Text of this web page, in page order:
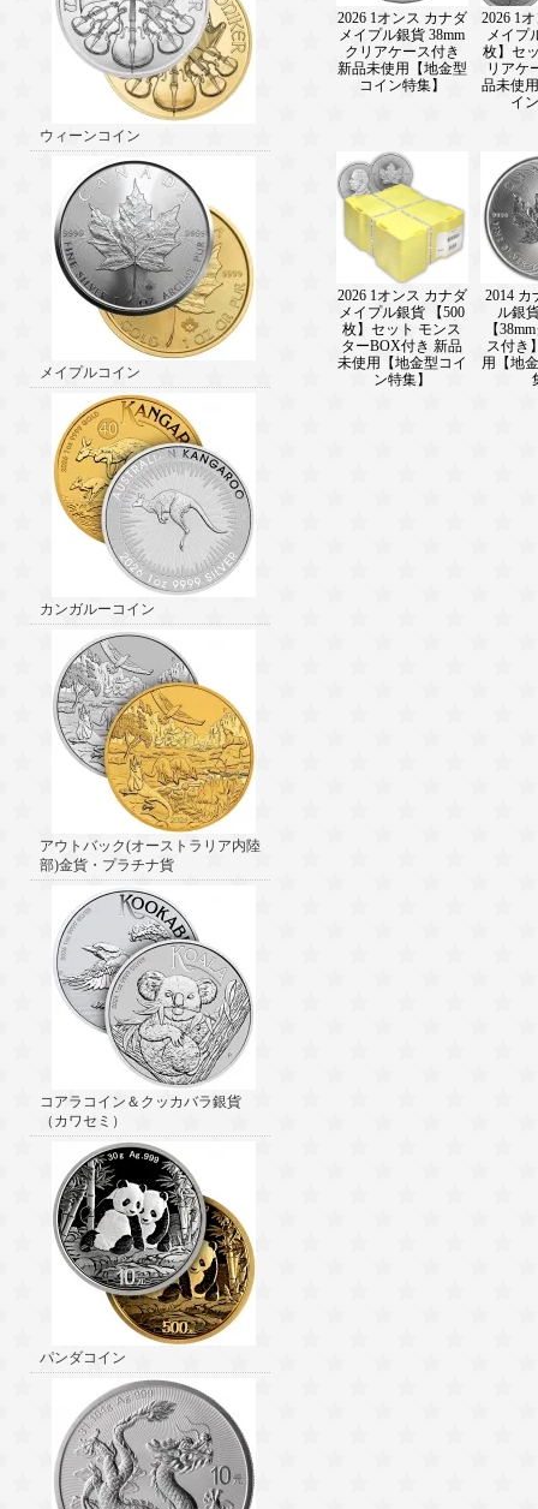
ウィーンコイン
メイプルコイン
カンガルーコイン
アウトバック(オーストラリア内陸
部)金貨・プラチナ貨
コアラコイン＆クッカバラ銀貨
（カワセミ）
パンダコイン
2026 1オンス カナダ
メイプル銀貨 38mm
クリアケース付き
新品未使用【地金型
コイン特集】
2026 1
メイプ
枚】セ
リアケ
品未使
イ
2026 1オンス カナダ
メイプル銀貨 【500
枚】セット モンス
ターBOX付き 新品
未使用【地金型コイ
ン特集】
2014 カ
ル銀
【
ス付き
用【地